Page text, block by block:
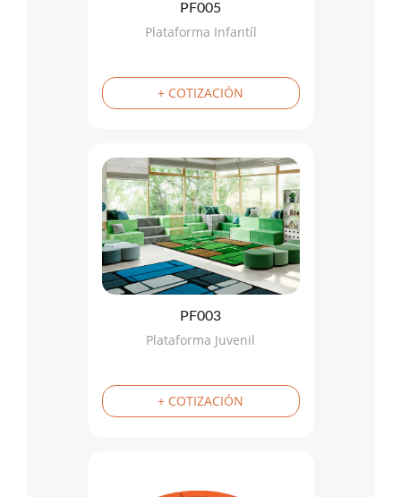
PF005
Plataforma Infantíl
+ COTIZACIÓN
PF003
Plataforma Juvenil
+ COTIZACIÓN